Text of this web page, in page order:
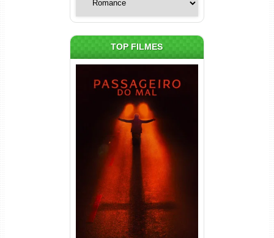
TOP FILMES
Passageiro do Mal Torrent
(2026) WEB-DL 1080p Dual
Áudio